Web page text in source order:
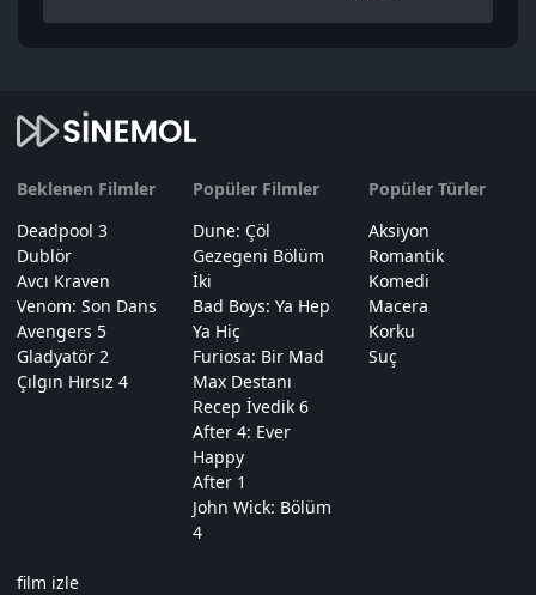
Beklenen Filmler
Deadpool 3
Dublör
Avcı Kraven
Venom: Son Dans
Avengers 5
Gladyatör 2
Çılgın Hırsız 4
Popüler Filmler
Dune: Çöl
Gezegeni Bölüm
İki
Bad Boys: Ya Hep
Ya Hiç
Furiosa: Bir Mad
Max Destanı
Recep İvedik 6
After 4: Ever
Happy
After 1
John Wick: Bölüm
4
Popüler Türler
Aksiyon
Romantik
Komedi
Macera
Korku
Suç
film izle